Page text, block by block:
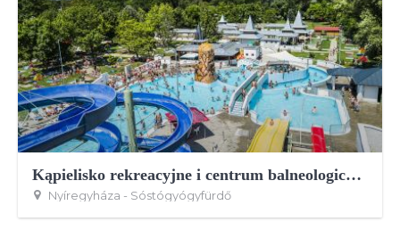
Kąpielisko rekreacyjne i centrum balneologiczne Aquarius
Nyíregyháza - Sóstógyógyfürdő